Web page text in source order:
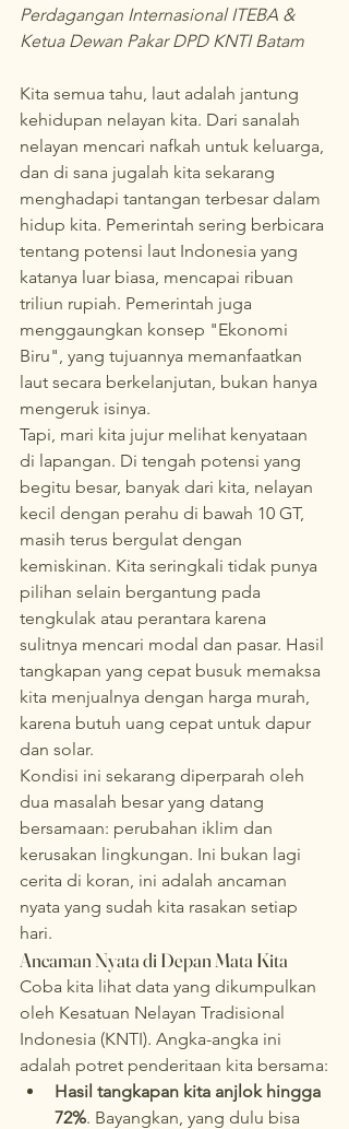
Perdagangan Internasional ITEBA &
Ketua Dewan Pakar DPD KNTI Batam
Kita semua tahu, laut adalah jantung
kehidupan nelayan kita. Dari sanalah
nelayan mencari nafkah untuk keluarga,
dan di sana jugalah kita sekarang
menghadapi tantangan terbesar dalam
hidup kita. Pemerintah sering berbicara
tentang potensi laut Indonesia yang
katanya luar biasa, mencapai ribuan
triliun rupiah. Pemerintah juga
menggaungkan konsep "Ekonomi
Biru", yang tujuannya memanfaatkan
laut secara berkelanjutan, bukan hanya
mengeruk isinya.
Tapi, mari kita jujur melihat kenyataan
di lapangan. Di tengah potensi yang
begitu besar, banyak dari kita, nelayan
kecil dengan perahu di bawah 10 GT,
masih terus bergulat dengan
kemiskinan. Kita seringkali tidak punya
pilihan selain bergantung pada
tengkulak atau perantara karena
sulitnya mencari modal dan pasar. Hasil
tangkapan yang cepat busuk memaksa
kita menjualnya dengan harga murah,
karena butuh uang cepat untuk dapur
dan solar.
Kondisi ini sekarang diperparah oleh
dua masalah besar yang datang
bersamaan: perubahan iklim dan
kerusakan lingkungan. Ini bukan lagi
cerita di koran, ini adalah ancaman
nyata yang sudah kita rasakan setiap
hari.
Ancaman Nyata di Depan Mata Kita
Coba kita lihat data yang dikumpulkan
oleh Kesatuan Nelayan Tradisional
Indonesia (KNTI). Angka-angka ini
adalah potret penderitaan kita bersama:
Hasil tangkapan kita anjlok hingga
72%. Bayangkan, yang dulu bisa